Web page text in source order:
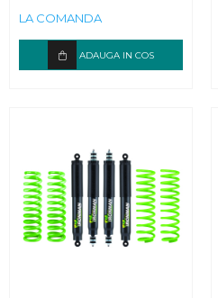
LA COMANDA
ADAUGA IN COS